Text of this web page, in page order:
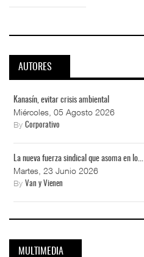
AUTORES
Kanasín, evitar crisis ambiental
Miércoles, 05 Agosto 2026
By Corporativo
La nueva fuerza sindical que asoma en lo...
Martes, 23 Junio 2026
By Van y Vienen
MULTIMEDIA